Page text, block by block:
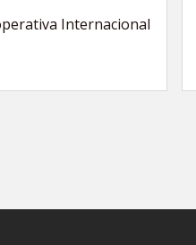
Internacional